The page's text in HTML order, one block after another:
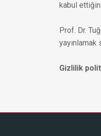
kabul
Prof. Dr.
yayınlamak
Gizlilik